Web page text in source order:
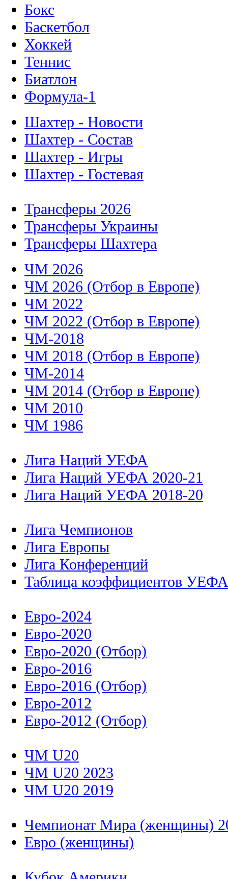
Бокс
Баскетбол
Хоккей
Теннис
Биатлон
Формула-1
Шахтер - Новости
Шахтер - Состав
Шахтер - Игры
Шахтер - Гостевая
Трансферы 2026
Трансферы Украины
Трансферы Шахтера
ЧМ 2026
ЧМ 2026 (Отбор в Европе)
ЧМ 2022
ЧМ 2022 (Отбор в Европе)
ЧМ-2018
ЧМ 2018 (Отбор в Европе)
ЧМ-2014
ЧМ 2014 (Отбор в Европе)
ЧМ 2010
ЧМ 1986
Лига Наций УЕФА
Лига Наций УЕФА 2020-21
Лига Наций УЕФА 2018-20
Лига Чемпионов
Лига Европы
Лига Конференций
Таблица коэффициентов УЕФА
Евро-2024
Евро-2020
Евро-2020 (Отбор)
Евро-2016
Евро-2016 (Отбор)
Евро-2012
Евро-2012 (Отбор)
ЧМ U20
ЧМ U20 2023
ЧМ U20 2019
Чемпионат Мира (женщины)
Евро (женщины)